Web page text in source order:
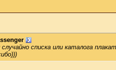
списка или каталога